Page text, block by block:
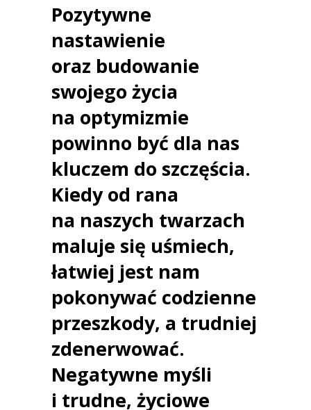
Pozytywne
nastawienie
oraz budowanie
swojego życia
na optymizmie
powinno być dla nas
kluczem do szczęścia.
Kiedy od rana
na naszych twarzach
maluje się uśmiech,
łatwiej jest nam
pokonywać codzienne
przeszkody, a trudniej
zdenerwować.
Negatywne myśli
i trudne, życiowe